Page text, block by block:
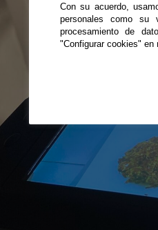
Con su acuerdo,
personales como su
procesamiento de
"Configurar cookies" en